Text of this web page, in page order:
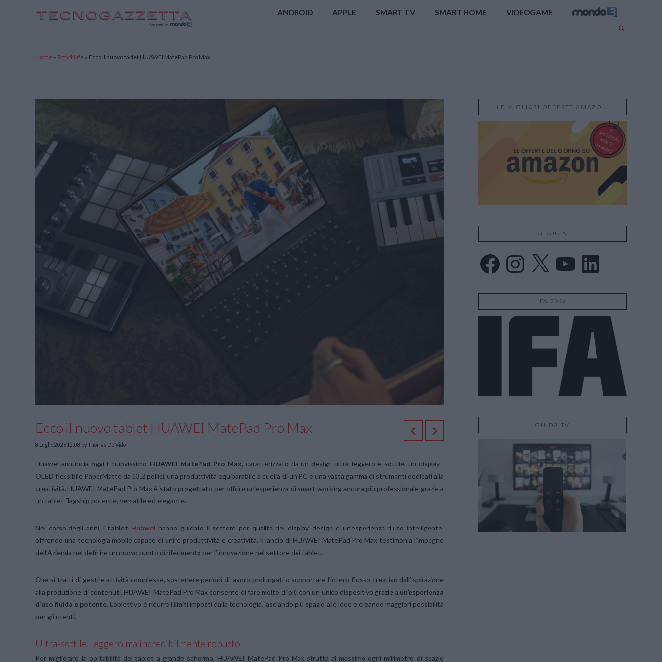
ANDROID APPLE SMART TV SMART HOME VIDEOGAME
Home » Smart Life » Ecco il nuovo tablet HUAWEI MatePad Pro Max
Ecco il nuovo tablet HUAWEI MatePad Pro Max
8 Luglio 2026 12:08 by Thomas De Vido
Huawei annuncia oggi il nuovissimo HUAWEI MatePad Pro Max, caratterizzato da un design ultra leggero e sottile, un display
OLED flessibile PaperMatte da 13.2 pollici, una produttività equiparabile a quella di un PC e una vasta gamma di strumenti dedicati alla
creatività. HUAWEI MatePad Pro Max è stato progettato per offrire un’esperienza di smart working ancora più professionale grazie a
un tablet flagship potente, versatile ed elegante.
Nel corso degli anni, i tablet Huawei hanno guidato il settore per qualità del display, design e un’esperienza d’uso intelligente,
offrendo una tecnologia mobile capace di unire produttività e creatività. Il lancio di HUAWEI MatePad Pro Max testimonia l’impegno
dell’Azienda nel definire un nuovo punto di riferimento per l’innovazione nel settore dei tablet.
Che si tratti di gestire attività complesse, sostenere periodi di lavoro prolungati o supportare l’intero flusso creativo dall’ispirazione
alla produzione di contenuti, HUAWEI MatePad Pro Max consente di fare molto di più con un unico dispositivo grazie a un’esperienza
d’uso fluida e potente. L’obiettivo è ridurre i limiti imposti dalla tecnologia, lasciando più spazio alle idee e creando maggiori possibilità
per gli utenti.
Ultra-sottile, leggero ma incredibilmente robusto
Per migliorare la portabilità dei tablet a grande schermo, HUAWEI MatePad Pro Max sfrutta al massimo ogni millimetro di spazio
LE MIGLIORI OFFERTE AMAZON
TG SOCIAL
Facebook Instagram YouTube LinkedIn
IFA 2026
GUIDA TV